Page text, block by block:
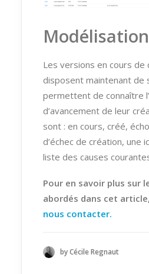
Modélisation
Les versions en cours de
disposent maintenant de
permettent de connaître
d’avancement de leur
sont : en cours, créé,
d’échec de création, une
liste des causes
Pour en savoir plus sur
abordés dans cet article,
nous contacter.
by Cécile Regnaut